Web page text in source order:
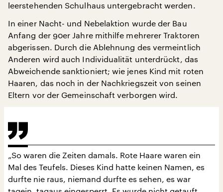
leerstehenden Schulhaus untergebracht werden.
In einer Nacht- und Nebelaktion wurde der Bau
Anfang der 90er Jahre mithilfe mehrerer Traktoren
abgerissen. Durch die Ablehnung des vermeintlich
Anderen wird auch Individualität unterdrückt, das
Abweichende sanktioniert; wie jenes Kind mit roten
Haaren, das noch in der Nachkriegszeit von seinen
Eltern vor der Gemeinschaft verborgen wird.
„So waren die Zeiten damals. Rote Haare waren ein
Mal des Teufels. Dieses Kind hatte keinen Namen, es
durfte nie raus, niemand durfte es sehen, es war